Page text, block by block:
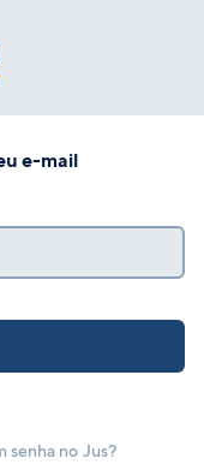
e-mail
senha no Jus?